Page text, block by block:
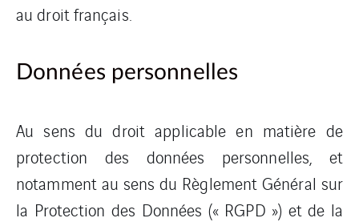
au droit français.
Données personnelles
Au sens du droit applicable en matière de
protection des données personnelles, et
notamment au sens du Règlement Général sur
la Protection des Données (« RGPD ») et de la